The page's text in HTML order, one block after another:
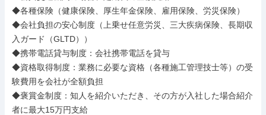
◆各種保険（健康保険、厚生年金保険、雇⽤保険、労災保険）
◆会社負担の安心制度（上乗せ任意労災、三大疾病保険、長期収
入ガード（GLTD））
◆携帯電話貸与制度：会社携帯電話を貸与
◆資格取得制度：業務に必要な資格（各種施⼯管理技⼠等）の受
験費⽤を会社が全額負担
◆褒賞金制度：知人を紹介いただき、その方が入社した場合紹介
者に最大15万円支給